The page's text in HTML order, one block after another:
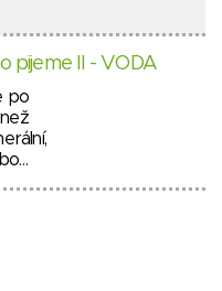
pijeme II - VODA
po